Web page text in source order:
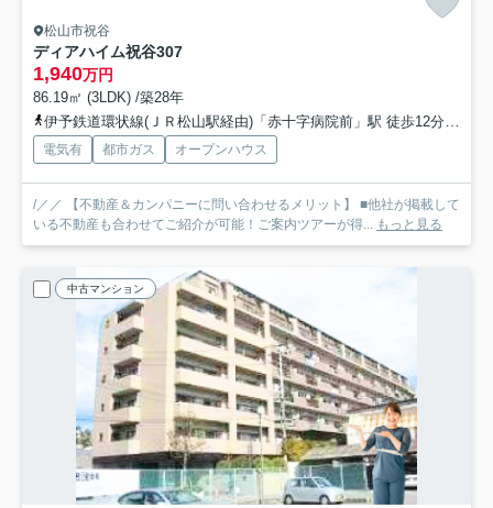
松山市祝谷
ディアハイム祝谷307
1,940万円
86.19㎡ (3LDK) /築28年
伊予鉄道環状線(ＪＲ松山駅経由)「赤十字病院前」駅 徒歩12分
電気有 都市ガス オープンハウス
/／／ 【不動産＆カンパニーに問い合わせるメリット】 ■他社が掲載して
いる不動産も合わせてご紹介が可能！ご案内ツアーが得... もっと見る
中古マンション